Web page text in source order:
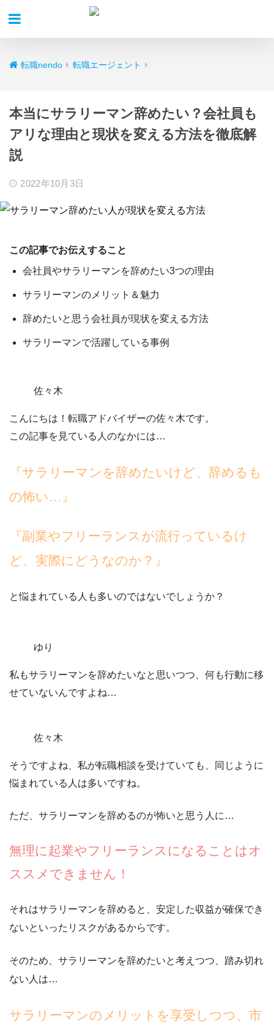
転職nendo 転職エージェント
本当にサラリーマン辞めたい？会社員も
アリな理由と現状を変える方法を徹底解
説
2022年10月3日
この記事でお伝えすること
会社員やサラリーマンを辞めたい3つの理由
サラリーマンのメリット＆魅力
辞めたいと思う会社員が現状を変える方法
サラリーマンで活躍している事例
佐々木
こんにちは！転職アドバイザーの佐々木です。
この記事を見ている人のなかには…
『サラリーマンを辞めたいけど、辞めるも
の怖い…』
『副業やフリーランスが流行っているけ
ど、実際にどうなのか？』
と悩まれている人も多いのではないでしょうか？
ゆり
私もサラリーマンを辞めたいなと思いつつ、何も行動に移
せていないんですよね…
佐々木
そうですよね、私が転職相談を受けていても、同じように
悩まれている人は多いですね。
ただ、サラリーマンを辞めるのが怖いと思う人に…
無理に起業やフリーランスになることはオ
ススメできません！
それはサラリーマンを辞めると、安定した収益が確保でき
ないといったリスクがあるからです。
そのため、サラリーマンを辞めたいと考えつつ、踏み切れ
ない人は…
サラリーマンのメリットを享受しつつ、市